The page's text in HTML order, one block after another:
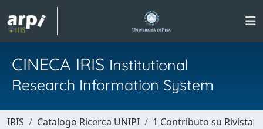
CINECA IRIS Institutional
Research Information System
IRIS Catalogo Ricerca UNIPI
1 Contributo su Rivista